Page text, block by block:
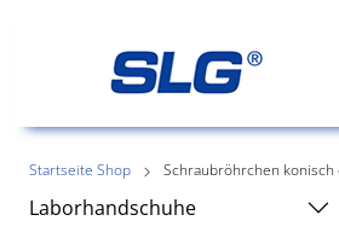
Startseite Shop Schraubröhrchen
Laborhandschuhe